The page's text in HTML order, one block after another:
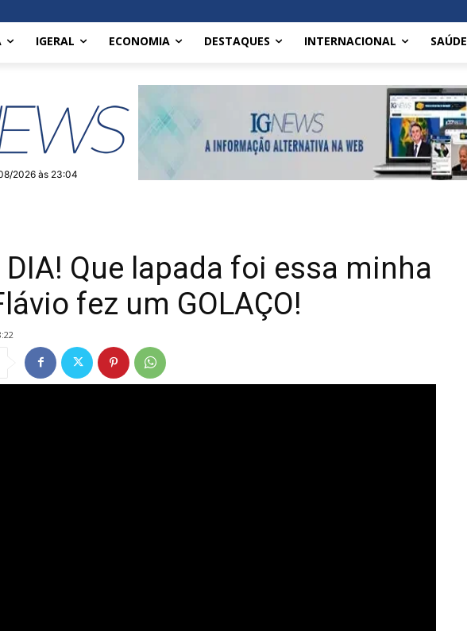
IGERAL ECONOMIA DESTAQUES INTERNACIONAL SAÚDE
2026 às 23:04
DIA! Que lapada foi essa minha
fez um GOLAÇO!